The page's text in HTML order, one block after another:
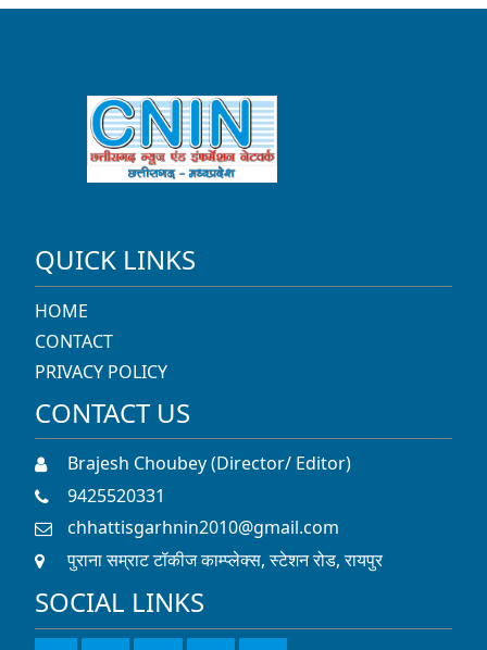
CONTACT
PRIVACY POLICY
Brajesh Choubey (Director/ Editor)
9425520331
chhattisgarhnin2010@gmail.com
पुराना सम्राट टॉकीज काम्प्लेक्स, स्टेशन रोड, रायपुर
SOCIAL LINKS
© 2022 CNIN News Network. All rights reserved.
Developed ByInclusion Web